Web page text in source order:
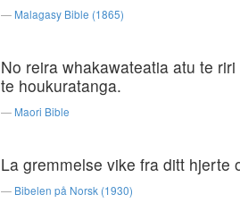
Malagasy Bible (1865)
No reira whakawateatia atu te
te houkuratanga.
Maori Bible
La gremmelse vike fra ditt hjerte
Bibelen på Norsk (1930)